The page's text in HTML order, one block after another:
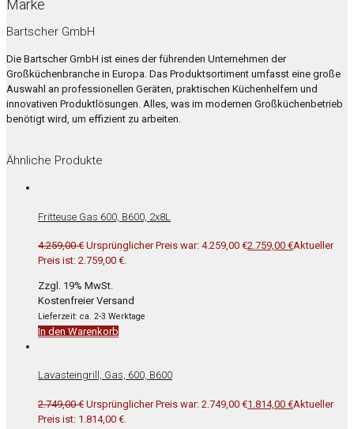
Marke
Bartscher GmbH
Die Bartscher GmbH ist eines der führenden Unternehmen der
Großküchenbranche in Europa. Das Produktsortiment umfasst eine große
Auswahl an professionellen Geräten, praktischen Küchenhelfern und
innovativen Produktlösungen. Alles, was im modernen Großküchenbetrieb
benötigt wird, um effizient zu arbeiten.
Ähnliche Produkte
Fritteuse Gas 600, B600, 2x8L
4.259,00€ Ursprünglicher Preis war: 4.259,00 €2.759,00 €Aktueller
Preis ist: 2.759,00 €.
Zzgl. 19% MwSt.
Kostenfreier Versand
Lieferzeit: ca. 2-3 Werktage
In den Warenkorb
Lavasteingrill, Gas, 600, B600
2.749,00€ Ursprünglicher Preis war: 2.749,00 €1.814,00 €Aktueller
Preis ist: 1.814,00 €.